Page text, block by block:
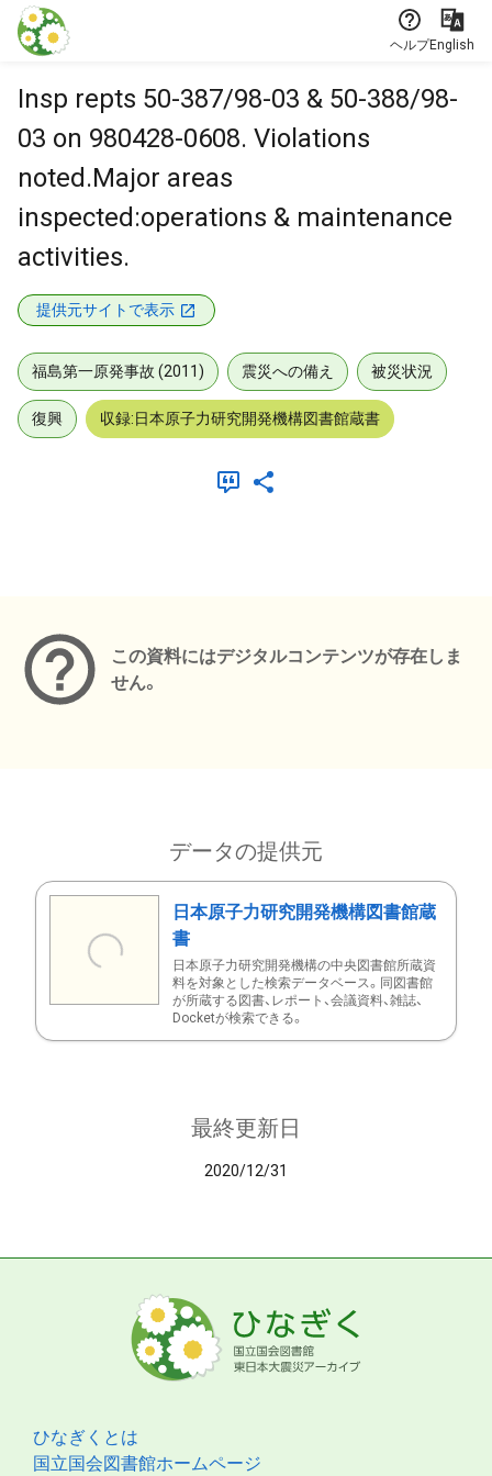
本文に飛ぶ
ヘルプEnglish
Insp repts 50-387/98-03 & 50-388/98-
03 on 980428-0608. Violations
noted.Major areas
inspected:operations & maintenance
activities.
提供元サイトで表示
福島第一原発事故 (2011) 震災への備え 被災状況
復興 収録:日本原子力研究開発機構図書館蔵書
この資料にはデジタルコンテンツが存在しま
せん。
データの提供元
日本原子力研究開発機構図書館蔵
書
日本原子力研究開発機構の中央図書館所蔵資
料を対象とした検索データベース。同図書館
が所蔵する図書、レポート、会議資料、雑誌、
Docketが検索できる。
最終更新日
2020/12/31
ひなぎくとは
国立国会図書館ホームページ